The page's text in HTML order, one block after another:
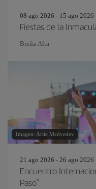
08 ago 2026 - 15 ago 2026
Fiestas de la
Breña Alta
Imagen: Artie Medvedev
21 ago 2026 - 26 ago 2026
Encuentro
Paso”